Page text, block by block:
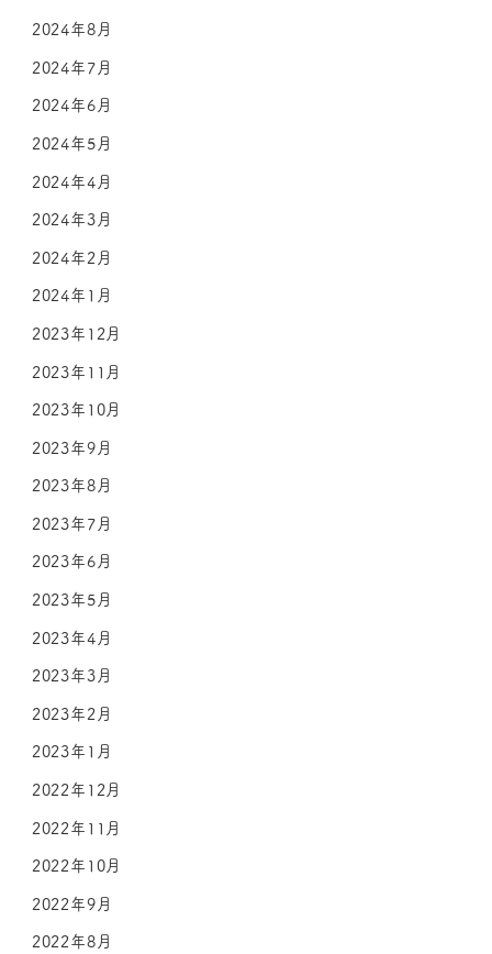
2024年8月
2024年7月
2024年6月
2024年5月
2024年4月
2024年3月
2024年2月
2024年1月
2023年12月
2023年11月
2023年10月
2023年9月
2023年8月
2023年7月
2023年6月
2023年5月
2023年4月
2023年3月
2023年2月
2023年1月
2022年12月
2022年11月
2022年10月
2022年9月
2022年8月